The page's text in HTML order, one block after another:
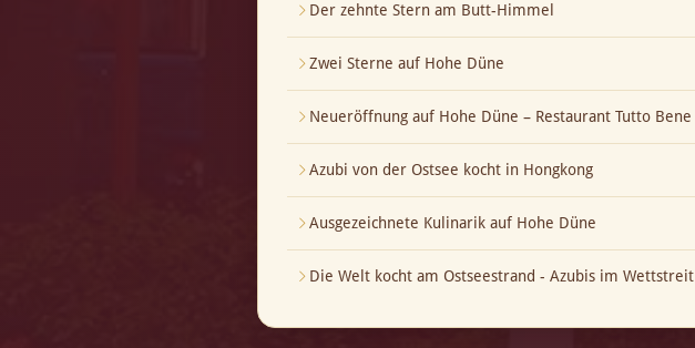
Der zehnte Stern am Butt-Himmel
Zwei Sterne auf Hohe Düne
Neueröffnung auf Hohe Düne – Restaurant Tutto Bene
Azubi von der Ostsee kocht in Hongkong
Ausgezeichnete Kulinarik auf Hohe Düne
Die Welt kocht am Ostseestrand - Azubis im Wettstreit